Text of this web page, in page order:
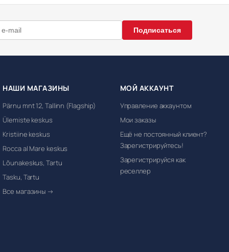
Подписаться
НАШИ МАГАЗИНЫ
Pärnu mnt 12, Tallinn (Flagship)
Ülemiste keskus
Kristiine keskus
Rocca al Mare keskus
Lõunakeskus, Tartu
Tasku, Tartu
Все магазины →
МОЙ АККАУНТ
Управление аккаунтом
Мои заказы
Ещё не постоянный клиент?
Зарегистрируйтесь!
Зарегистрируйся как
реселлер